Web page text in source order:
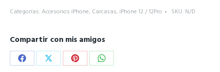
Categorías: Accesorios iPhone, Carcasas, iPhone 12 / 12Pro SKU: N/D
Compartir con mis amigos
Share
Share
Share
Share